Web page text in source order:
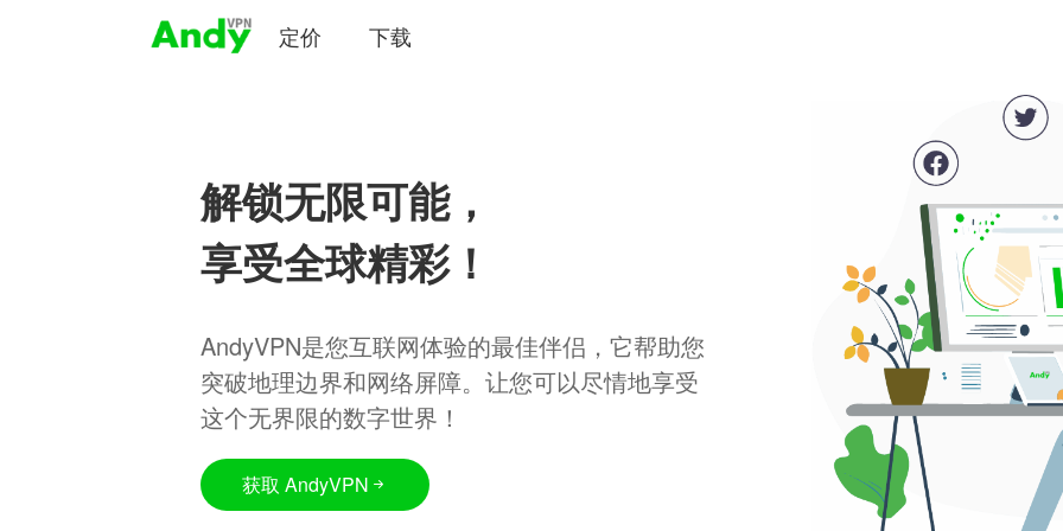
定价 下载
解锁无限可能，
享受全球精彩！
AndyVPN是您互联网体验的最佳伴侣，它帮助您
突破地理边界和网络屏障。让您可以尽情地享受
这个无界限的数字世界！
获取 AndyVPN